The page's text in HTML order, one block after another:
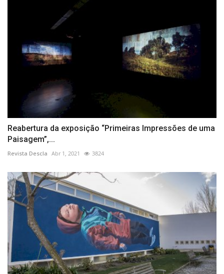
Reabertura da exposição “Primeiras Impressões de uma
Paisagem”,...
Revista Descla Abr 1, 2021 3824